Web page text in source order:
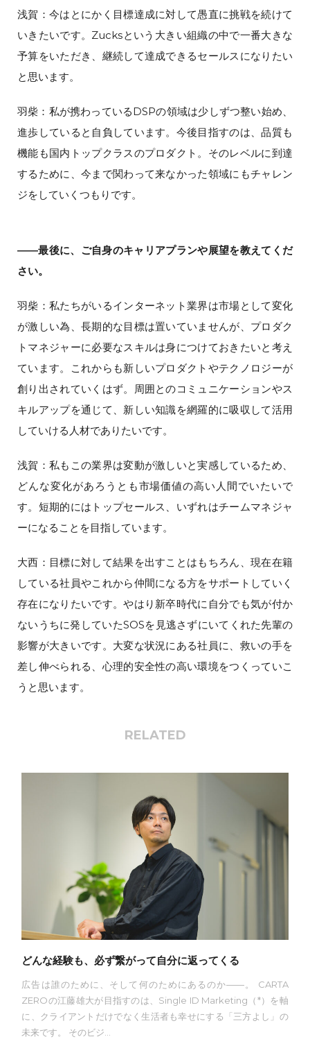
浅賀：今はとにかく目標達成に対して愚直に挑戦を続けて
いきたいです。Zucksという大きい組織の中で一番大きな
予算をいただき、継続して達成できるセールスになりたい
と思います。
羽柴：私が携わっているDSPの領域は少しずつ整い始め、
進歩していると自負しています。今後目指すのは、品質も
機能も国内トップクラスのプロダクト。そのレベルに到達
するために、今まで関わって来なかった領域にもチャレン
ジをしていくつもりです。
――最後に、ご自身のキャリアプランや展望を教えてくだ
さい。
羽柴：私たちがいるインターネット業界は市場として変化
が激しい為、長期的な目標は置いていませんが、プロダク
トマネジャーに必要なスキルは身につけておきたいと考え
ています。これからも新しいプロダクトやテクノロジーが
創り出されていくはず。周囲とのコミュニケーションやス
キルアップを通じて、新しい知識を網羅的に吸収して活用
していける人材でありたいです。
浅賀：私もこの業界は変動が激しいと実感しているため、
どんな変化があろうとも市場価値の高い人間でいたいで
す。短期的にはトップセールス、いずれはチームマネジャ
ーになることを目指しています。
大西：目標に対して結果を出すことはもちろん、現在在籍
している社員やこれから仲間になる方をサポートしていく
存在になりたいです。やはり新卒時代に自分でも気が付か
ないうちに発していたSOSを見逃さずにいてくれた先輩の
影響が大きいです。大変な状況にある社員に、救いの手を
差し伸べられる、心理的安全性の高い環境をつくっていこ
うと思います。
RELATED
どんな経験も、必ず繋がって自分に返ってくる
広告は誰のために、そして何のためにあるのか——。 CARTA
ZEROの江藤雄大が目指すのは、Single ID Marketing（*）を軸
に、クライアントだけでなく生活者も幸せにする「三方よし」の
未来です。 そのビジ...